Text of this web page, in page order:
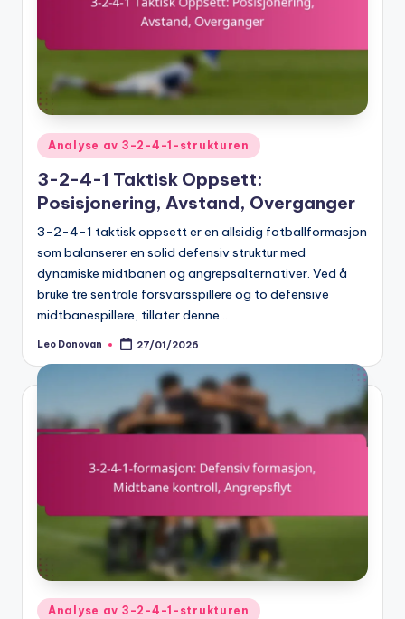
Posted
in
Analyse av 3-2-4-1-strukturen
3-2-4-1 Taktisk Oppsett:
Posisjonering, Avstand, Overganger
3-2-4-1 taktisk oppsett er en allsidig fotballformasjon
som balanserer en solid defensiv struktur med
dynamiske midtbanen og angrepsalternativer. Ved å
bruke tre sentrale forsvarsspillere og to defensive
midtbanespillere, tillater denne…
Posted
Leo Donovan 27/01/2026
Posted
Analyse av 3-2-4-1-strukturen